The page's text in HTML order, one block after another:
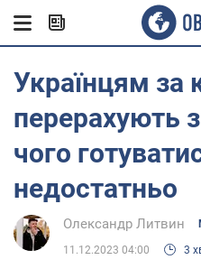
Українцям за
перерахують
чого
недостатньо
Олександр Литвин
11.12.2023 04:00 3